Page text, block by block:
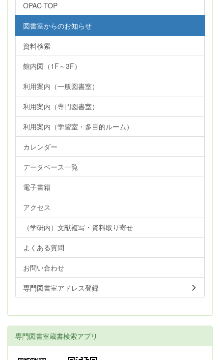
OPAC TOP
図書室からのお知らせ
資料検索
館内図（1F～3F）
利用案内（一般図書室）
利用案内（専門図書室）
利用案内（学習室・多目的ルーム）
カレンダー
データベース一覧
電子書籍
アクセス
（学研内）文献複写・資料取り寄せ
よくある質問
お問い合わせ
専門図書室アドレス登録
専門図書室蔵書検索アプリ